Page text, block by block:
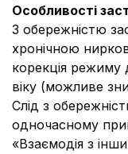
Особливості
З обережністю
хронічною
корекція режиму
віку (можливе
Слід з
одночасному
«Взаємодія з